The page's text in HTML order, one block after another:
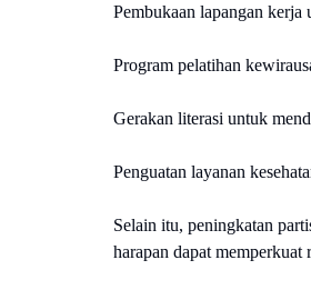
Pembukaan lapangan kerja
Program pelatihan
Gerakan literasi untuk
Penguatan layanan
Selain itu, peningkatan
harapan dapat